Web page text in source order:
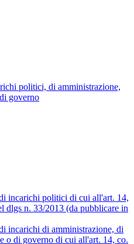
politici, di amministrazione,
governo
incarichi politici di cui all'art. 14,
dlgs n. 33/2013 (da pubblicare in
incarichi di amministrazione, di
o di governo di cui all'art. 14, co.